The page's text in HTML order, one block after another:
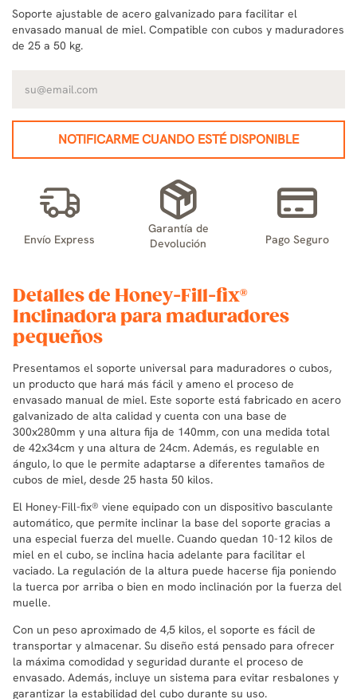
Soporte ajustable de acero galvanizado para facilitar el
envasado manual de miel. Compatible con cubos y maduradores
de 25 a 50 kg.
NOTIFICARME CUANDO ESTÉ DISPONIBLE
Envío Express
Garantía de
Devolución
Pago Seguro
Detalles de Honey-Fill-fix®
Inclinadora para maduradores
pequeños
Presentamos el soporte universal para maduradores o cubos,
un producto que hará más fácil y ameno el proceso de
envasado manual de miel. Este soporte está fabricado en acero
galvanizado de alta calidad y cuenta con una base de
300x280mm y una altura fija de 140mm, con una medida total
de 42x34cm y una altura de 24cm. Además, es regulable en
ángulo, lo que le permite adaptarse a diferentes tamaños de
cubos de miel, desde 25 hasta 50 kilos.
El Honey-Fill-fix® viene equipado con un dispositivo basculante
automático, que permite inclinar la base del soporte gracias a
una especial fuerza del muelle. Cuando quedan 10-12 kilos de
miel en el cubo, se inclina hacia adelante para facilitar el
vaciado. La regulación de la altura puede hacerse fija poniendo
la tuerca por arriba o bien en modo inclinación por la fuerza del
muelle.
Con un peso aproximado de 4,5 kilos, el soporte es fácil de
transportar y almacenar. Su diseño está pensado para ofrecer
la máxima comodidad y seguridad durante el proceso de
envasado. Además, incluye un sistema para evitar resbalones y
garantizar la estabilidad del cubo durante su uso.